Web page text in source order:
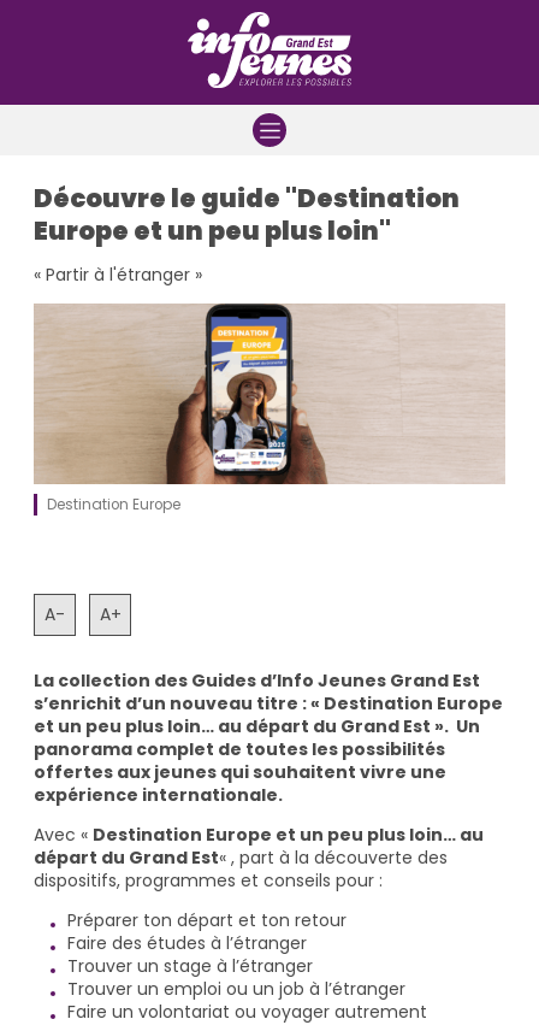
Découvre le guide "Destination
Europe et un peu plus loin"
« Partir à l'étranger »
Destination Europe
A- A+
La collection des Guides d’Info Jeunes Grand Est
s’enrichit d’un nouveau titre : « Destination Europe
et un peu plus loin… au départ du Grand Est ». Un
panorama complet de toutes les possibilités
offertes aux jeunes qui souhaitent vivre une
expérience internationale.
Avec « Destination Europe et un peu plus loin… au
départ du Grand Est« , part à la découverte des
dispositifs, programmes et conseils pour :
Préparer ton départ et ton retour
Faire des études à l’étranger
Trouver un stage à l’étranger
Trouver un emploi ou un job à l’étranger
Faire un volontariat ou voyager autrement